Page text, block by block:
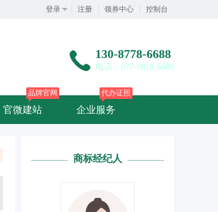
登录 注册 领券中心 控制台
130-8778-6688
电话：077-8818-6688
官微建站
品牌官网
企业服务
代办证照
商标经纪人